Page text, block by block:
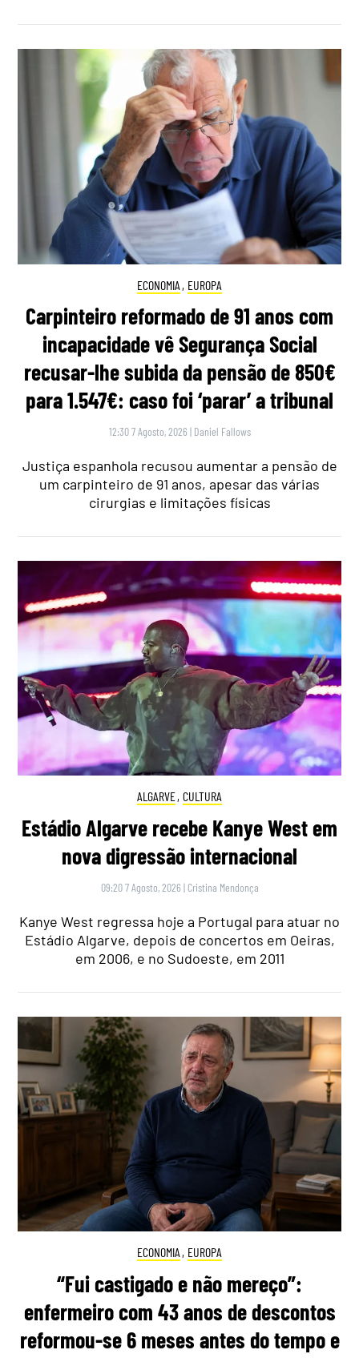
ECONOMIA , EUROPA
Carpinteiro reformado de 91 anos com
incapacidade vê Segurança Social
recusar-lhe subida da pensão de 850€
para 1.547€: caso foi ‘parar’ a tribunal
12:30 7 Agosto, 2026 | Daniel Fallows
Justiça espanhola recusou aumentar a pensão de
um carpinteiro de 91 anos, apesar das várias
cirurgias e limitações físicas
ALGARVE, CULTURA
Estádio Algarve recebe Kanye West em
nova digressão internacional
09:20 7 Agosto, 2026 | Cristina Mendonça
Kanye West regressa hoje a Portugal para atuar no
Estádio Algarve, depois de concertos em Oeiras,
em 2006, e no Sudoeste, em 2011
ECONOMIA , EUROPA
“Fui castigado e não mereço”:
enfermeiro com 43 anos de descontos
reformou-se 6 meses antes do tempo e